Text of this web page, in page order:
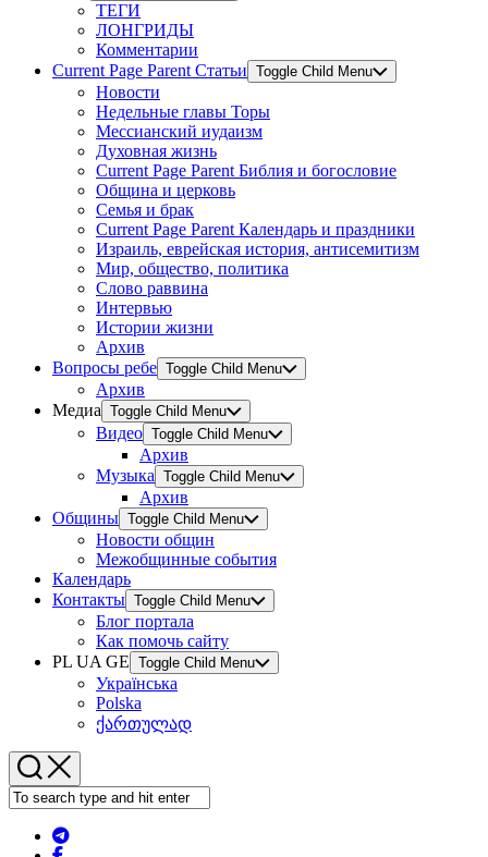
ТЕГИ
ЛОНГРИДЫ
Комментарии
Current Page Parent Статьи Toggle Child Menu
Новости
Недельные главы Торы
Мессианский иудаизм
Духовная жизнь
Current Page Parent Библия и богословие
Община и церковь
Семья и брак
Current Page Parent Календарь и праздники
Израиль, еврейская история, антисемитизм
Мир, общество, политика
Слово раввина
Интервью
Истории жизни
Архив
Вопросы ребе Toggle Child Menu
Архив
Медиа Toggle Child Menu
Видео Toggle Child Menu
Архив
Музыка Toggle Child Menu
Архив
Общины Toggle Child Menu
Новости общин
Межобщинные события
Календарь
Контакты Toggle Child Menu
Блог портала
Как помочь сайту
PL UA GE Toggle Child Menu
Українська
Polska
ქართულად